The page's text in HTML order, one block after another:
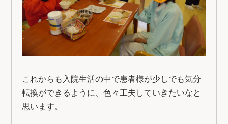
これからも入院生活の中で患者様が少しでも気分
転換ができるように、色々工夫していきたいなと
思います。